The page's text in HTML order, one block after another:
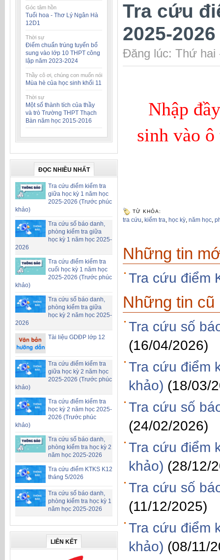
Góc tâm hồn
Tuổi hoa - Thơ Lý Ngân Hà
12D1
Thời sự
Điểm chuẩn trúng tuyển bổ
sung vào lớp 10 THPT công
lập năm 2023-2024
Thầy cô ơi, chúng con muốn nói
Mùa hè của học sinh khối 11
Thời sự
Một số thành tích của thầy
và trò Trường THPT Thạch
Bàn năm học 2015-2016
ĐỌC NHIỀU NHẤT
Tra cứu điểm kiểm tra
giữa học kỳ 1 năm học
2025-2026 (Trước phúc
khảo)
Tra cứu số báo danh,
phòng kiểm tra giữa
học kỳ 1 năm học 2025-
2026
Tra cứu điểm kiểm tra
cuối học kỳ 1 năm học
2025-2026 (Trước phúc
khảo)
Tra cứu số báo danh,
phòng kiểm tra giữa
học kỳ 2 năm học 2025-
2026
Tài liệu GDĐP lớp 12
Tra cứu điểm kiểm tra
giữa học kỳ 2 năm học
2025-2026 (Trước phúc
khảo)
Tra cứu điểm kiểm tra
học kỳ 2 năm học 2025-
2026 (Trước phúc
khảo)
Tra cứu số báo danh,
phòng kiểm tra học kỳ 2
năm học 2025-2026
Tra cứu điểm KTKS K12
tháng 5/2026
Tra cứu số báo danh,
phòng kiểm tra học kỳ 1
năm học 2025-2026
LIÊN KẾT
Tra cứu
2025-
Đăng lúc: Thứ hai
Nhập
sinh vào
TỪ KHÓA:
tra cứu, kiểm tra, học kỳ, năm học,
Những tin
Tra cứu điểm
Những tin cũ
Tra cứu số
(16/04/2026)
Tra cứu điểm
khảo) (18/03/
Tra cứu số
(24/02/2026)
Tra cứu điểm
khảo) (28/12/
Tra cứu số
(11/12/2025)
Tra cứu điểm
khảo) (08/11/